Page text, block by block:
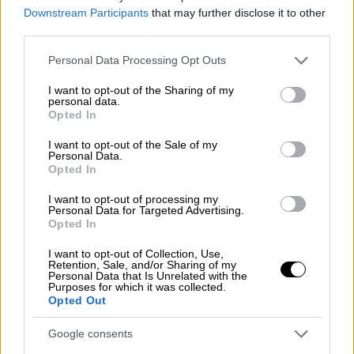
Downstream Participants that may further disclose it to other
Please note that this website/app uses one or more Google
not limited to your visit or usage behaviour. You may click to
grant or deny consent to Google and its third-party tags to
use your data for below specified purposes in below Google
consent section.
Personal Data Processing Opt Outs
I want to opt-out of the Sharing of my
personal data.
Opted In
I want to opt-out of the Sale of my
Personal Data.
Opted In
I want to opt-out of processing my
Personal Data for Targeted Advertising.
Opted In
I want to opt-out of Collection, Use,
Retention, Sale, and/or Sharing of my
Personal Data that Is Unrelated with the
Purposes for which it was collected.
Opted Out
Google consents
δεν άλλαξε τίποτα άλλο.»
Για τις συνθήκες προπόνησης και τη βοήθεια
της Πολιτείας:
«Δεν έχει αλλάξει κάτι. Λένε ότι θα
βοηθήσουν αλλά
ουσία
. Ο προπονητής μου (σ.σ. Γιώργος
Πομάσκι) τα λέει καλύτερα αυτά, τα λέει και
εκείνος έξω από τα δόντια… Αλλά όχι δεν
έχει αλλάξει τίποτα σ’ αυτό το κομμάτι.»
Για το ότι είναι αντιστάρ:
«Εγώ απλά κάνω ότι θέλω. Αν δε θέλω να
πάω κάπου, δεν πάω. Αν θέλω να κάνω κάτι,
το κάνω. Ελευθερία, μ’ αρέσει η ελευθερία.
Αν ήθελα να πηγαίνω παντού και να δίνω